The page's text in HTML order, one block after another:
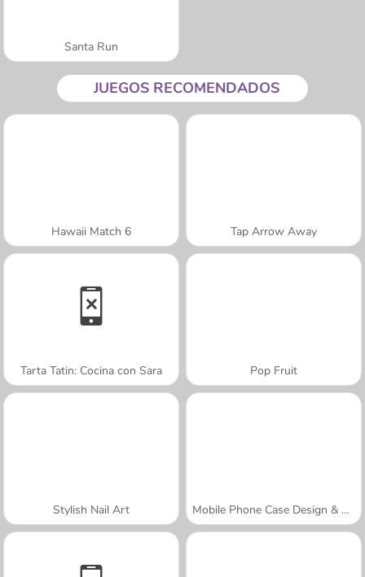
Santa Run
JUEGOS RECOMENDADOS
Hawaii Match 6 Tap Arrow Away
Tarta Tatin: Cocina con Sara Pop Fruit
Stylish Nail Art Mobile Phone Case Design & DIY